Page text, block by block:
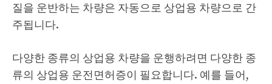
질을 운반하는 차량은 자동으로 상업용 차량으로 간
주됩니다.
다양한 종류의 상업용 차량을 운행하려면 다양한 종
류의 상업용 운전면허증이 필요합니다. 예를 들어,